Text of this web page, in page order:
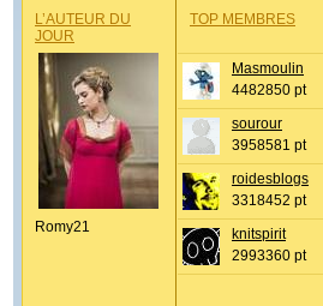
L’AUTEUR DU
JOUR
Romy21
TOP MEMBRES
Masmoulin
4482850 pt
sourour
3958581 pt
roidesblogs
3318452 pt
knitspirit
2993360 pt